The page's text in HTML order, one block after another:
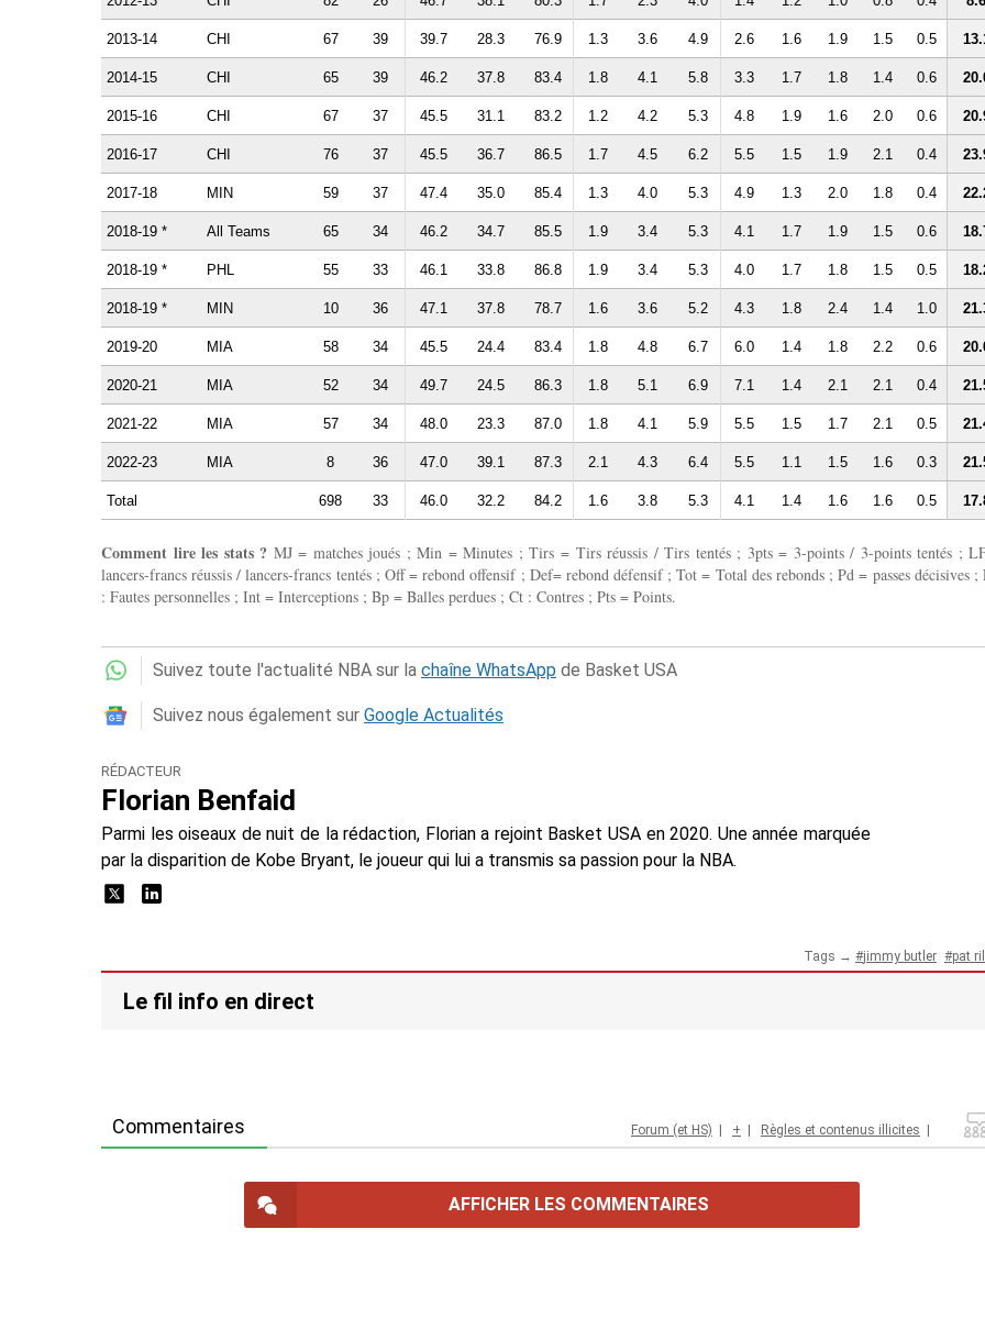
2013-14 CHI 67 39 39.7 28.3 76.9 1.3 3.6 4.9 2.6 1.6 1.9 1.5 0.5
2014-15 CHI 65 39 46.2 37.8 83.4 1.8 4.1 5.8 3.3 1.7 1.8 1.4 0.6
2015-16 CHI 67 37 45.5 31.1 83.2 1.2 4.2 5.3 4.8 1.9 1.6 2.0 0.6
2016-17 CHI 76 37 45.5 36.7 86.5 1.7 4.5 6.2 5.5 1.5 1.9 2.1 0.4
2017-18 MIN 59 37 47.4 35.0 85.4 1.3 4.0 5.3 4.9 1.3 2.0 1.8 0.4
2018-19 * All Teams 65 34 46.2 34.7 85.5 1.9 3.4 5.3 4.1 1.7 1.9 1.5 0.6
2018-19 * PHL 55 33 46.1 33.8 86.8 1.9 3.4 5.3 4.0 1.7 1.8 1.5 0.5
2018-19 * MIN 10 36 47.1 37.8 78.7 1.6 3.6 5.2 4.3 1.8 2.4 1.4 1.0
2019-20 MIA 58 34 45.5 24.4 83.4 1.8 4.8 6.7 6.0 1.4 1.8 2.2 0.6
2020-21 MIA 52 34 49.7 24.5 86.3 1.8 5.1 6.9 7.1 1.4 2.1 2.1 0.4
2021-22 MIA 57 34 48.0 23.3 87.0 1.8 4.1 5.9 5.5 1.5 1.7 2.1 0.5
2022-23 MIA 8 36 47.0 39.1 87.3 2.1 4.3 6.4 5.5 1.1 1.5 1.6 0.3
Total 698 33 46.0 32.2 84.2 1.6 3.8 5.3 4.1 1.4 1.6 1.6 0.5
Comment lire les stats ? MJ = matches joués ; Min = Minutes ; Tirs = Tirs réussis / Tirs tentés ; 3pts = 3-points / 3-points tentés ;
lancers-francs réussis / lancers-francs tentés ; Off = rebond offensif ; Def= rebond défensif ; Tot = Total des rebonds ; Pd = passes décisives ;
: Fautes personnelles ; Int = Interceptions ; Bp = Balles perdues ; Ct : Contres ; Pts = Points.
Suivez toute l'actualité NBA sur la chaîne WhatsApp de Basket USA
Suivez nous également sur Google Actualités
RÉDACTEUR
Florian Benfaid
Parmi les oiseaux de nuit de la rédaction, Florian a rejoint Basket USA en 2020. Une année marquée
par la disparition de Kobe Bryant, le joueur qui lui a transmis sa passion pour la NBA.
Tags → jimmy butler pat
Le fil info en direct
Commentaires Forum (et HS) + Règles et contenus illicites
AFFICHER LES COMMENTAIRES